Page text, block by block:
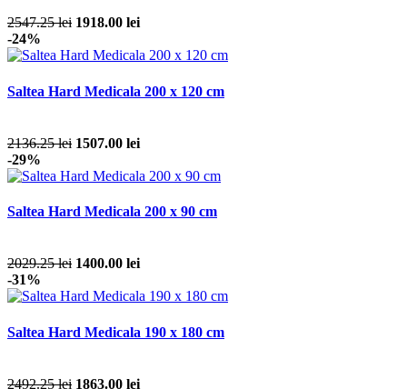
2547.25 lei 1918.00 lei
-24%
Saltea Hard Medicala 200 x 120 cm
2136.25 lei 1507.00 lei
-29%
Saltea Hard Medicala 200 x 90 cm
2029.25 lei 1400.00 lei
-31%
Saltea Hard Medicala 190 x 180 cm
2492.25 lei 1863.00 lei